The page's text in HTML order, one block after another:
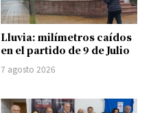
Lluvia: milímetros caídos
en el partido de 9 de Julio
7 agosto 2026